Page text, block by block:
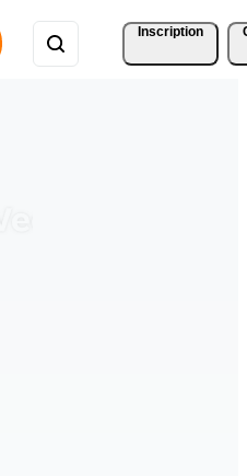
Inscription